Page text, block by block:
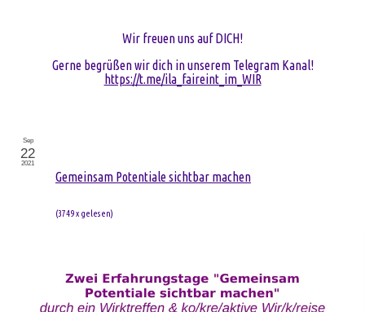
Wir freuen uns auf DICH!
Gerne begrüßen wir dich in unserem Telegram Kanal!
https://t.me/ila_faireint_im_WIR
Gemeinsam Potentiale sichtbar machen
(3749 x gelesen)
Sep
22
2021